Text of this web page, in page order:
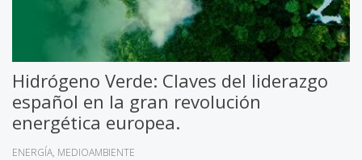
Hidrógeno Verde: Claves del liderazgo
español en la gran revolución
energética europea.
ENERGÍA MEDIOAMBIENTE